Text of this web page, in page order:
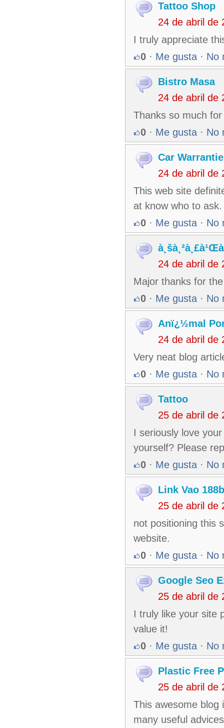
Tattoo Shop
24 de abril de
I truly appreciate
0 · Me gusta · No
Bistro Masa
24 de abril de
Thanks so much
0 · Me gusta · No
Car
24 de abril de
This web site
at know who to ask.
0 · Me gusta · No
24 de abril de
Major thanks for
0 · Me gusta · No
Anï¿½mal
24 de abril de
Very neat blog
0 · Me gusta · No
Tattoo
25 de abril de
I seriously love
yourself? Please
0 · Me gusta · No
Link Vao
25 de abril de
not positioning this
website.
0 · Me gusta · No
Google Seo
25 de abril de
I truly like your site
value it!
0 · Me gusta · No
Plastic Free
25 de abril de
This awesome blog
many useful